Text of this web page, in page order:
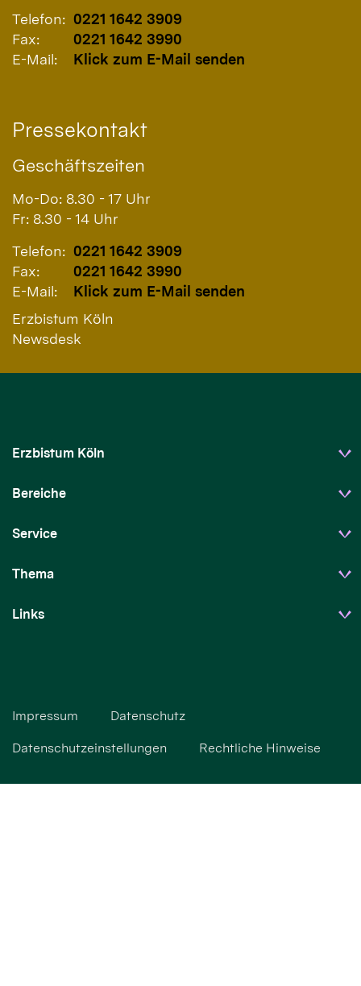
Telefon: 0221 1642 3909
Fax:
0221 1642 3990
E-Mail:
Klick zum E-Mail senden
Pressekontakt
Geschäftszeiten
Mo-Do: 8.30 - 17 Uhr
Fr: 8.30 - 14 Uhr
Telefon: 0221 1642 3909
Fax:
0221 1642 3990
E-Mail:
Klick zum E-Mail senden
Erzbistum Köln
Newsdesk
Erzbistum Köln
Bereiche
Service
Thema
Links
Impressum Datenschutz
Datenschutzeinstellungen Rechtliche Hinweise